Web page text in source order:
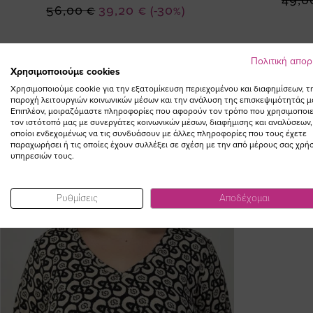
(-30%)
Ειδική
39,20 €
56,00 €
Πολιτική
Χρησιμοποιούμε cookies
Χρησιμοποιούμε cookie για την εξατομίκευση περιεχομένου και διαφημίσεων,
παροχή λειτουργιών κοινωνικών μέσων και την ανάλυση της επισκεψιμότητάς
Επιπλέον, μοιραζόμαστε πληροφορίες που αφορούν τον τρόπο που
τον ιστότοπό μας με συνεργάτες κοινωνικών μέσων, διαφήμισης και αναλύσεων,
οποίοι ενδεχομένως να τις συνδυάσουν με άλλες πληροφορίες που τους έχετε
παραχωρήσει ή τις οποίες έχουν συλλέξει σε σχέση με την από μέρους σας
υπηρεσιών τους.
Ρυθμίσεις Αποδέχομαι